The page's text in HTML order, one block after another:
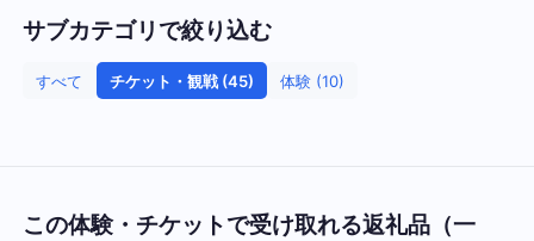
サブカテゴリで絞り込む
すべて チケット・観戦 (45) 体験 (10)
この体験・チケットで受け取れる返礼品（一